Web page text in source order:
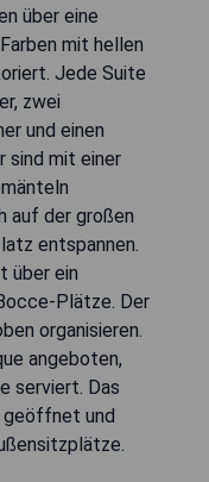
über eine
mit hellen
Jede Suite
zwei
und einen
sind mit einer
auf der großen
entspannen.
über ein
Plätze. Der
organisieren.
angeboten,
serviert. Das
geöffnet und